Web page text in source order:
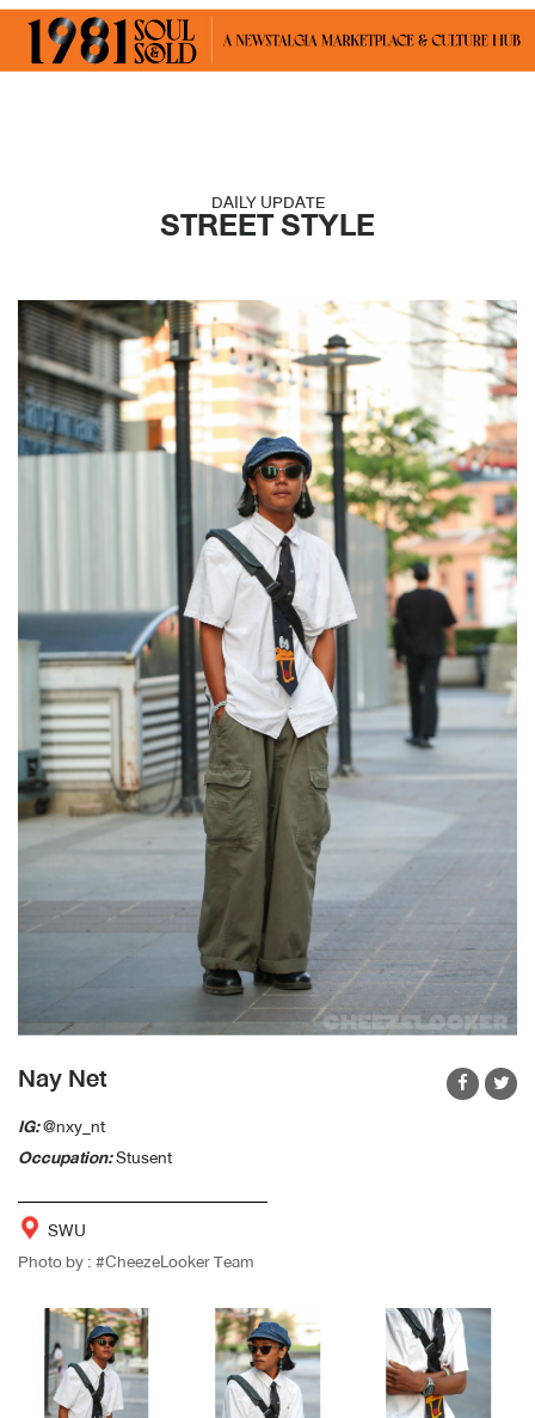
DAILY UPDATE
STREET STYLE
Nay Net
IG:@nxy_nt
Occupation:Stusent
SWU
Photo by : #CheezeLooker Team